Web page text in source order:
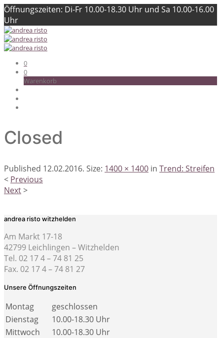
Öffnungszeiten: Di-Fr 10.00-18.30 Uhr und Sa 10.00-16.00
Uhr
0
0
Warenkorb
Closed
Published 12.02.2016. Size: 1400 × 1400 in Trend: Streifen
< Previous
Next>
andrea risto witzhelden
Am Markt 17-18
42799 Leichlingen – Witzhelden
Tel. 02 17 4 – 74 81 25
Fax. 02 17 4 – 74 81 27
Unsere Öffnungszeiten
Montag
geschlossen
Dienstag
10.00-18.30 Uhr
Mittwoch
10.00-18.30 Uhr